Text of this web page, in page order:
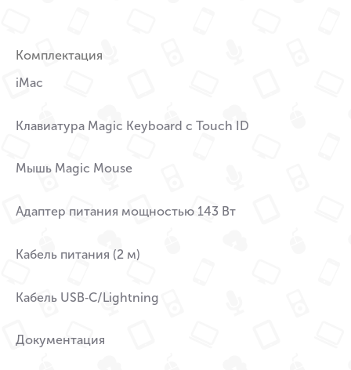
Комплектация
iMac
Клавиатура Magic Keyboard с Touch ID
Мышь Magic Mouse
Адаптер питания мощностью 143 Вт
Кабель питания (2 м)
Кабель USB‑C/Lightning
Документация